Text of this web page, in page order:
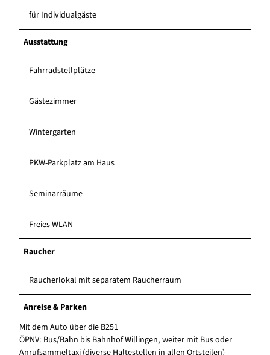
für Individualgäste
Ausstattung
Fahrradstellplätze
Gästezimmer
Wintergarten
PKW-Parkplatz am Haus
Seminarräume
Freies WLAN
Raucher
Raucherlokal mit separatem Raucherraum
Anreise & Parken
Mit dem Auto über die B251
ÖPNV: Bus/Bahn bis Bahnhof Willingen, weiter mit Bus oder
Anrufsammeltaxi (diverse Haltestellen in allen Ortsteilen)